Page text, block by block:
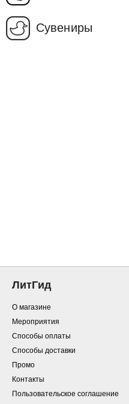
Сувениры
ЛитГид
О магазине
Мероприятия
Способы оплаты
Способы доставки
Промо
Контакты
Пользовательское соглашение